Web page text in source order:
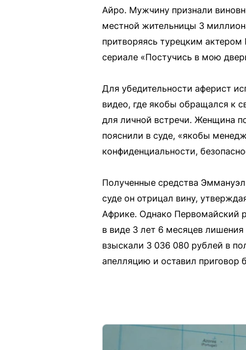
Айро. Мужчину признали
местной жительницы 3
притворяясь турецким
сериале «Постучись в мою
Для убедительности аферист
видео, где якобы обращался к
для личной встречи. Женщина
пояснили в суде, «якобы
конфиденциальности,
Полученные средства
суде он отрицал вину,
Африке. Однако Первомайский
в виде 3 лет 6 месяцев
взыскали 3 036 080 рублей в
апелляцию и оставил приговор